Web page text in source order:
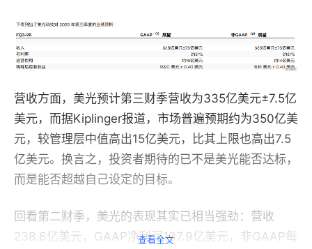
营收方面，美光预计第三财季营收为335亿美元±7.5亿
美元，而据Kiplinger报道，市场普遍预期约为350亿美
元，较管理层中值高出15亿美元，比其上限也高出7.5
亿美元。换言之，投资者期待的已不是美光能否达标，
而是能否超越自己设定的目标。
回看第二财季，美光的表现其实已相当强劲：营收
238.6亿美元，GAAP净利润137.9亿美元，非GAAP每
查看全文